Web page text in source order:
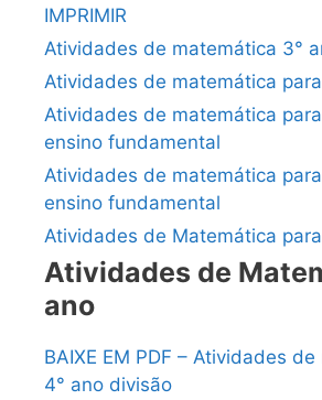
IMPRIMIR
Atividades de matemática 3°
Atividades de matemática
Atividades de matemática
ensino fundamental
Atividades de matemática
ensino fundamental
Atividades de Matemática
Atividades de
ano
BAIXE EM PDF – Atividades
4° ano divisão